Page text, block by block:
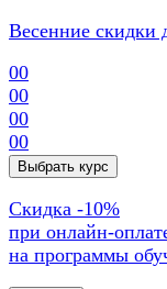
Весенние скидки
00
00
00
00
Выбрать курс
Cкидка -10%
при онлайн-
на программы